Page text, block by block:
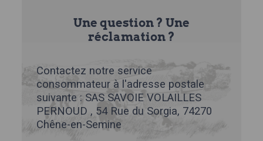
Une question ? Une
réclamation ?
Contactez notre service
consommateur à l'adresse postale
suivante : SAS SAVOIE VOLAILLES
PERNOUD , 54 Rue du Sorgia, 74270
Chêne-en-Semine